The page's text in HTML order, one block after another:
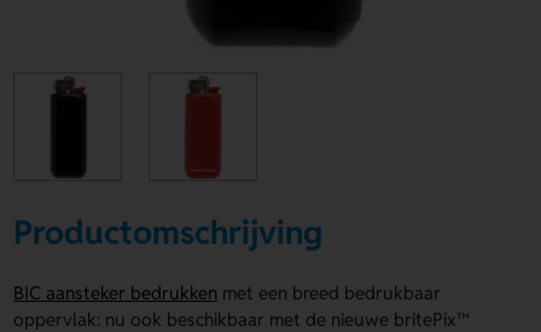
Productomschrijving
BIC aansteker bedrukken met een breed bedrukbaar
oppervlak: nu ook beschikbaar met de nieuwe britePix™